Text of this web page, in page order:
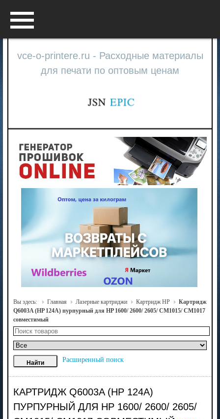
vce-o-printere.ru - Расходные материалы
для печати по оптовым ценам
Вы здесь: Главная Лазерные картриджи Картридж HP
Картридж
Q6003A (HP 124A) пурпурный для HP 1600/ 2600/ 2605/ CM1015/ CM1017
совместимый
Расширенный поиск
КАРТРИДЖ Q6003A (HP 124A)
ПУРПУРНЫЙ ДЛЯ HP 1600/ 2600/ 2605/